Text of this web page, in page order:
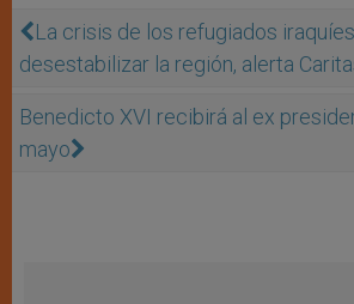
La crisis de los refugiados
desestabilizar la región, alerta
Benedicto XVI recibirá al ex
mayo